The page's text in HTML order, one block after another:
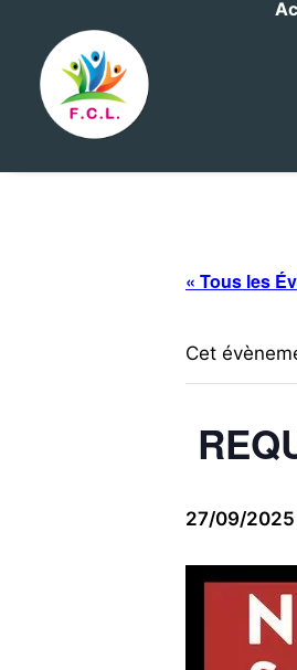
« Tous les
Cet
27/09/2025